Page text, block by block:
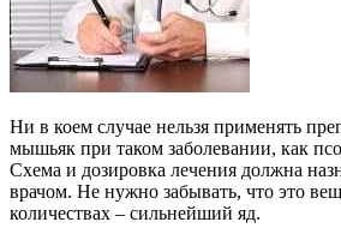
Ни в коем случае нельзя применять
мышьяк при таком заболевании, как
Схема и дозировка лечения должна
врачом. Не нужно забывать, что это
количествах – сильнейший яд.